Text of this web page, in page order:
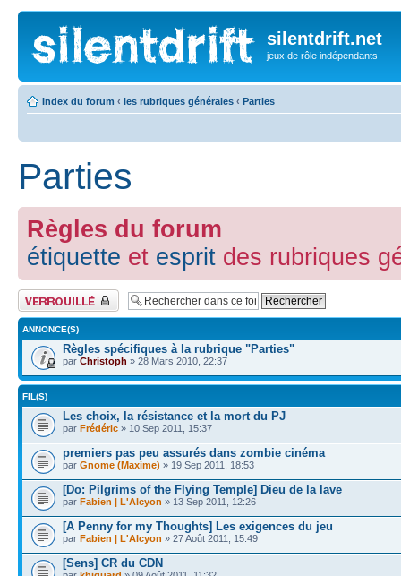
silentdrift.net
jeux de rôle indépendants
Index du forum ‹ les rubriques générales ‹ Parties
Parties
Règles du forum
étiquette et esprit des rubriques
Forum verrouillé
ANNONCE(S)
Règles spécifiques à la rubrique "Parties"
par Christoph » 28 Mars 2010, 22:37
FIL(S)
Les choix, la résistance et la mort du PJ
par Frédéric » 10 Sep 2011, 15:37
premiers pas peu assurés dans zombie cinéma
par Gnome (Maxime) » 19 Sep 2011, 18:53
[Do: Pilgrims of the Flying Temple] Dieu de la lave
par Fabien | L'Alcyon » 13 Sep 2011, 12:26
[A Penny for my Thoughts] Les exigences du jeu
par Fabien | L'Alcyon » 27 Août 2011, 15:49
[Sens] CR du CDN